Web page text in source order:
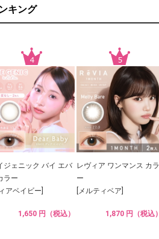
キング
ジェニック バイ エバ
ラー
アベイビー]
1,650 円（税込）
レヴィア ワンマンス カラ
ー
[メルティベア]
1,870 円（税込）